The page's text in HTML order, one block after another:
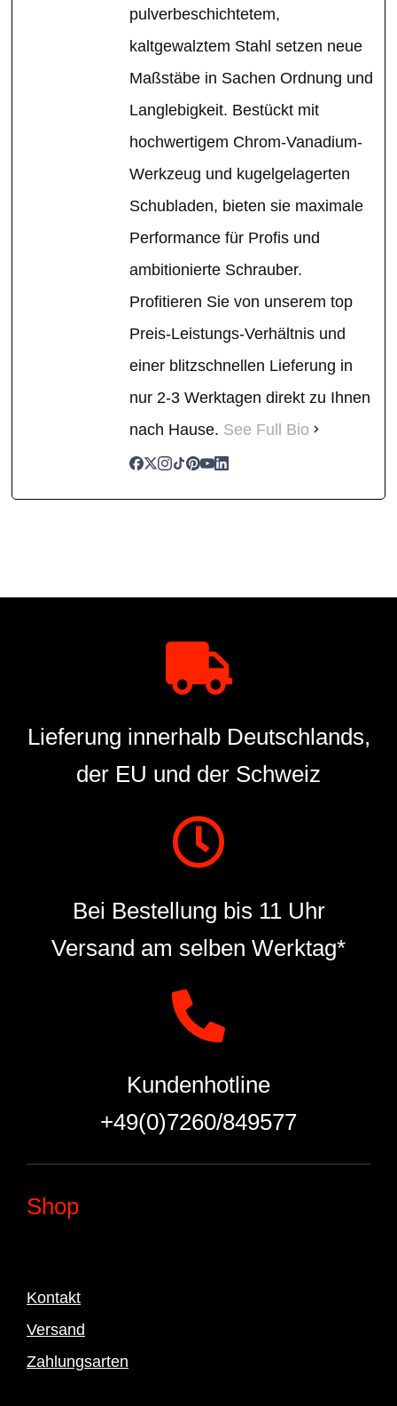
pulverbeschichtetem,
kaltgewalztem Stahl setzen neue
Maßstäbe in Sachen Ordnung und
Langlebigkeit. Bestückt mit
hochwertigem Chrom-Vanadium-
Werkzeug und kugelgelagerten
Schubladen, bieten sie maximale
Performance für Profis und
ambitionierte Schrauber.
Profitieren Sie von unserem top
Preis-Leistungs-Verhältnis und
einer blitzschnellen Lieferung in
nur 2-3 Werktagen direkt zu Ihnen
nach Hause. See Full Bio
Lieferung innerhalb Deutschlands,
der EU und der Schweiz
Bei Bestellung bis 11 Uhr
Versand am selben Werktag*
Kundenhotline
+49(0)7260/849577
Shop
Kontakt
Versand
Zahlungsarten